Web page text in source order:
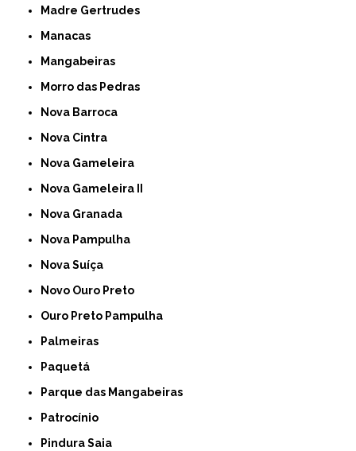
Madre Gertrudes
Manacas
Mangabeiras
Morro das Pedras
Nova Barroca
Nova Cintra
Nova Gameleira
Nova Gameleira II
Nova Granada
Nova Pampulha
Nova Suíça
Novo Ouro Preto
Ouro Preto Pampulha
Palmeiras
Paquetá
Parque das Mangabeiras
Patrocínio
Pindura Saia